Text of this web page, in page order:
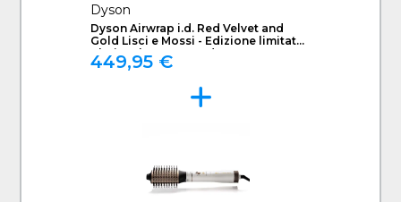
Dyson
Dyson Airwrap i.d. Red Velvet and
Gold Lisci e Mossi - Edizione limitata
"Il Diavolo Veste Prada 2"
449,95 €